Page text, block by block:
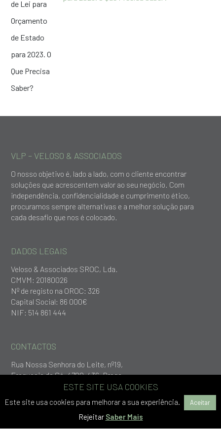
VLP – VELOSO & ASSOCIADOS
O nosso objetivo é, lado a lado, com o cliente encontrar
soluções que acrescentem valor ao seu negócio. Com
independência, confidencialidade e cumprimento ético,
procuramos sempre alternativas e a melhor solução para
cada desafio que nos é colocado.
DADOS LEGAIS
Veloso & Associados SROC, Lda.
CMVM: 20180026
Nº de registo na OROC: 326
Capital Social: 86 000€
NIF: 514 861 444
CONTACTOS
Rua Nossa Senhora do Leite, nº19,
Freguesia da Sé, 4700-436, Braga
ESTE SITE USA COOKIES
Este site usa cookies para melhorar a sua experiência. Aceitar
Rejeitar Saber Mais